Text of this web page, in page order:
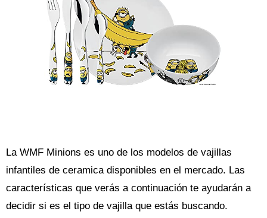
La WMF Minions es uno de los modelos de vajillas
infantiles de ceramica disponibles en el mercado. Las
características que verás a continuación te ayudarán a
decidir si es el tipo de vajilla que estás buscando.